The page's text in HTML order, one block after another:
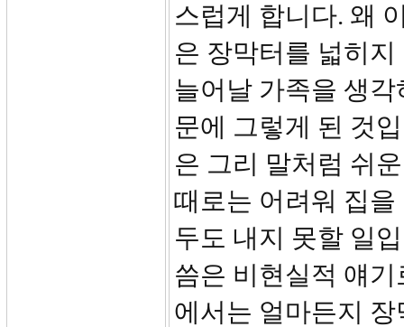
스럽게 합니다. 왜
은 장막터를 넓히
늘어날 가족을 생
문에 그렇게 된 것
은 그리 말처럼 쉬
때로는 어려워 집
두도 내지 못할 일
씀은 비현실적 얘
에서는 얼마든지